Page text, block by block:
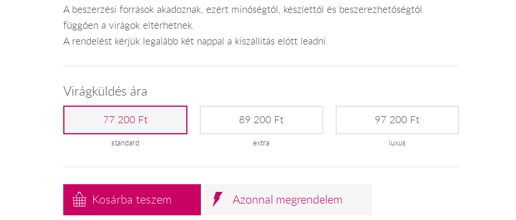
A beszerzési források akadoznak, ezért minőségtől, készlettől és beszerezhetőségtől
függően a virágok eltérhetnek.
A rendelést kérjük legalább két nappal a kiszállítás előtt leadni.
Virágküldés ára
77 200 Ft
standard
89 200 Ft
extra
97 200 Ft
luxus
Kosárba teszem Azonnal megrendelem